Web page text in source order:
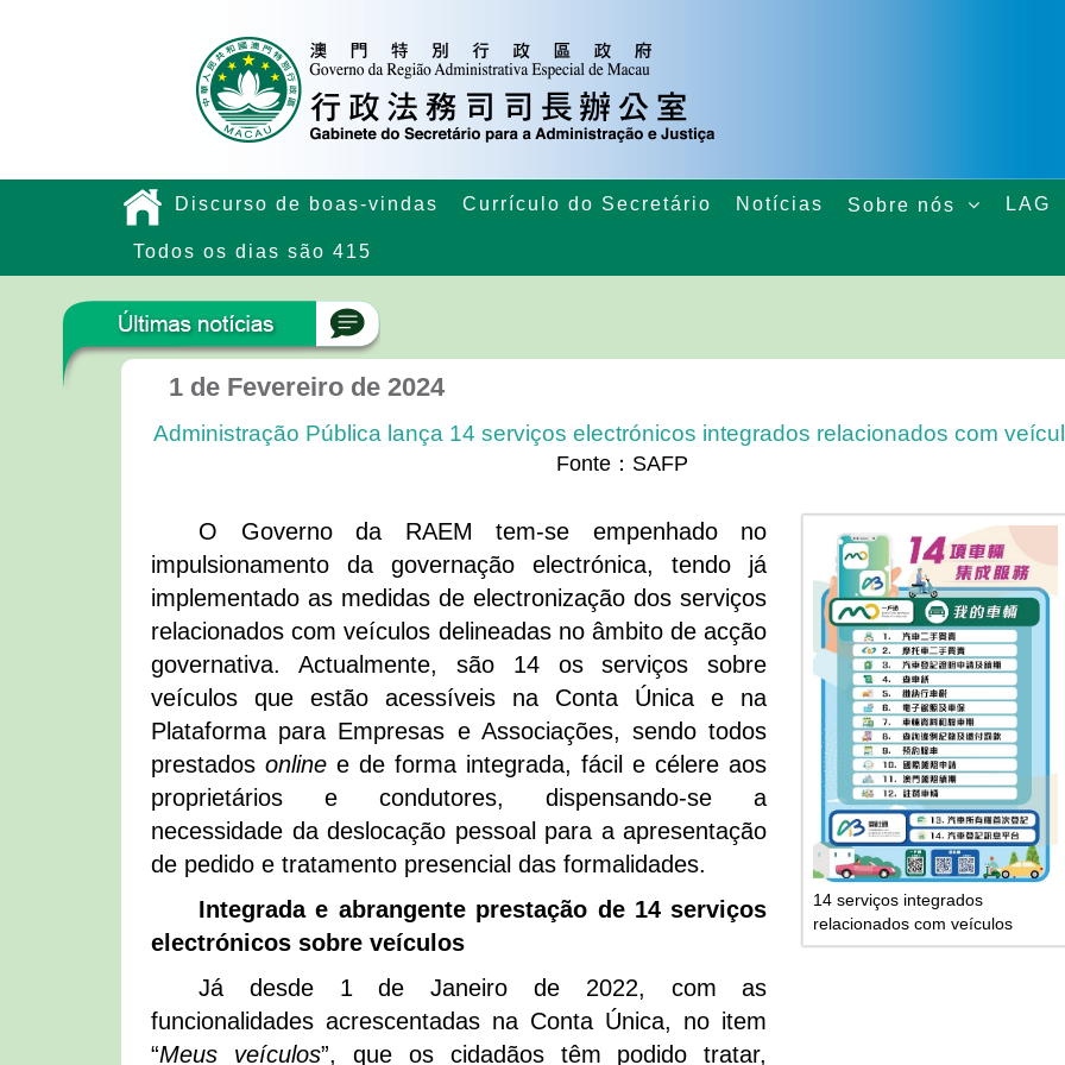
Discurso de boas-vindas Currículo do Secretário Notícias Sobre nós LAG
Todos os dias são 415
1 de Fevereiro de 2024
Administração Pública lança 14 serviços electrónicos integrados relacionados com
Fonte：SAFP
O Governo da RAEM tem-se empenhado no
impulsionamento da governação electrónica, tendo já
implementado as medidas de electronização dos serviços
relacionados com veículos delineadas no âmbito de acção
governativa. Actualmente, são 14 os serviços sobre
veículos que estão acessíveis na Conta Única e na
Plataforma para Empresas e Associações, sendo todos
prestadosonline e de forma integrada, fácil e célere aos
proprietários e condutores, dispensando-se a
necessidade da deslocação pessoal para a apresentação
de pedido e tratamento presencial das formalidades.
Integrada e abrangente prestação de 14 serviços
electrónicos sobre veículos
Já desde 1 de Janeiro de 2022, com as
funcionalidades acrescentadas na Conta Única, no item
“Meus veículos”, que os cidadãos têm podido tratar,
14 serviços integrados
relacionados com veículos